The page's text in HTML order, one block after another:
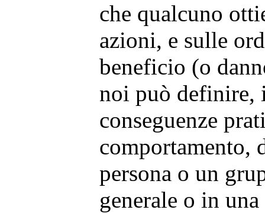
che qualcuno
azioni, e sulle
beneficio (o
noi può definire,
conseguenze
comportamento,
persona o un
generale o in